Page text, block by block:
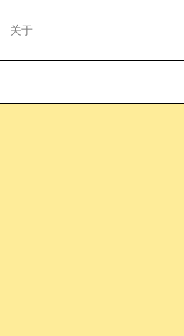
关于